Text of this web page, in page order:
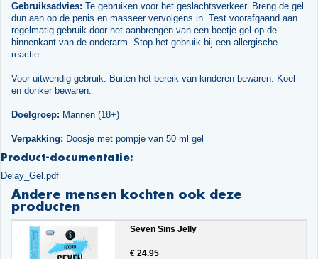
Gebruiksadvies: Te gebruiken voor het geslachtsverkeer. Breng de gel
dun aan op de penis en masseer vervolgens in. Test voorafgaand aan
regelmatig gebruik door het aanbrengen van een beetje gel op de
binnenkant van de onderarm. Stop het gebruik bij een allergische
reactie.
Voor uitwendig gebruik. Buiten het bereik van kinderen bewaren. Koel
en donker bewaren.
Doelgroep: Mannen (18+)
Verpakking: Doosje met pompje van 50 ml gel
Product-documentatie:
Delay_Gel.pdf
Andere mensen kochten ook deze
producten
Seven Sins Jelly
€ 24.95